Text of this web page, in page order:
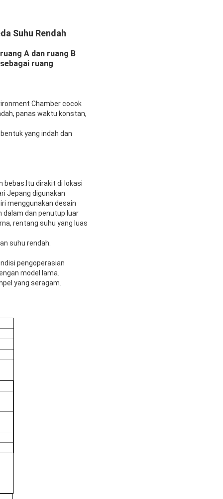
Suhu Rendah
A dan ruang B
ruang
Chamber cocok
panas waktu konstan,
yang indah dan
bebas.Itu dirakit di lokasi
Jepang digunakan
menggunakan desain
dalam dan penutup luar
rentang suhu yang luas
suhu rendah.
pengoperasian
model lama.
yang seragam.